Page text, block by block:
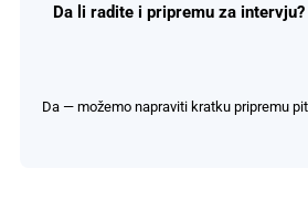
Da li radite i pripremu za intervju?
Da — možemo napraviti kratku pripremu